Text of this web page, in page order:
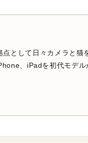
として日々カメラと猫
、iPadを初代モデル